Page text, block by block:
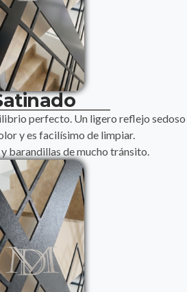
perfecto. Un ligero reflejo sedoso
y es facilísimo de limpiar.
barandillas de mucho tránsito.